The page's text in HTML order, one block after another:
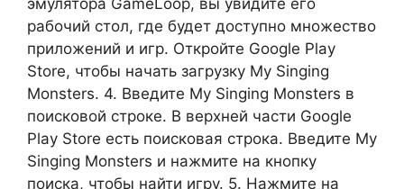
эмулятора GameLoop, вы увидите его
рабочий стол, где будет доступно множество
приложений и игр. Откройте Google Play
Store, чтобы начать загрузку My Singing
Monsters. 4. Введите My Singing Monsters в
поисковой строке. В верхней части Google
Play Store есть поисковая строка. Введите My
Singing Monsters и нажмите на кнопку
поиска, чтобы найти игру. 5. Нажмите на